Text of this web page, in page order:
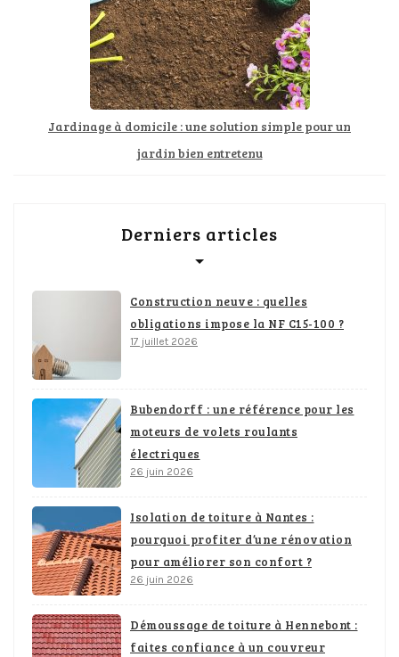
Jardinage à domicile : une solution simple pour un
jardin bien entretenu
Derniers articles
Construction neuve : quelles
obligations impose la NF C15-100 ?
17 juillet 2026
Bubendorff : une référence pour les
moteurs de volets roulants
électriques
26 juin 2026
Isolation de toiture à Nantes :
pourquoi profiter d’une rénovation
pour améliorer son confort ?
26 juin 2026
Démoussage de toiture à Hennebont :
faites confiance à un couvreur